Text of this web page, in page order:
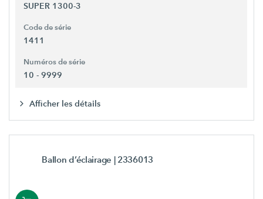
SUPER 1300-3
Code de série
1411
Numéros de série
10 - 9999
Afficher les détails
Ballon d’éclairage | 2336013